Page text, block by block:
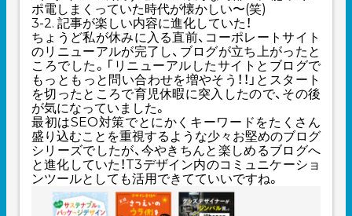
ポ電しまくっていた時代が懐かしい〜(笑)
3-2. 記事が楽しい内容に進化していた！
ちょうど私が休みに入る直前、コーポレートサイト
のリニューアルが完了し、ブログが立ち上がったと
ころでした。「リニューアルしたサイトとブログで
もっともっと問い合わせを増やそう！！」とスタート
を切ったところで育児休暇に突入したので、その後
が気になっていました。
最初はSEO対策でとにかくキーワードをたくさん
盛り込むことを重視するような少々お堅めのブログ
シリーズでしたが、今やきちんと楽しめるブログへ
と進化していた！T3デザイン内のコミュニケーショ
ンツールとしても活用できてていいですね。